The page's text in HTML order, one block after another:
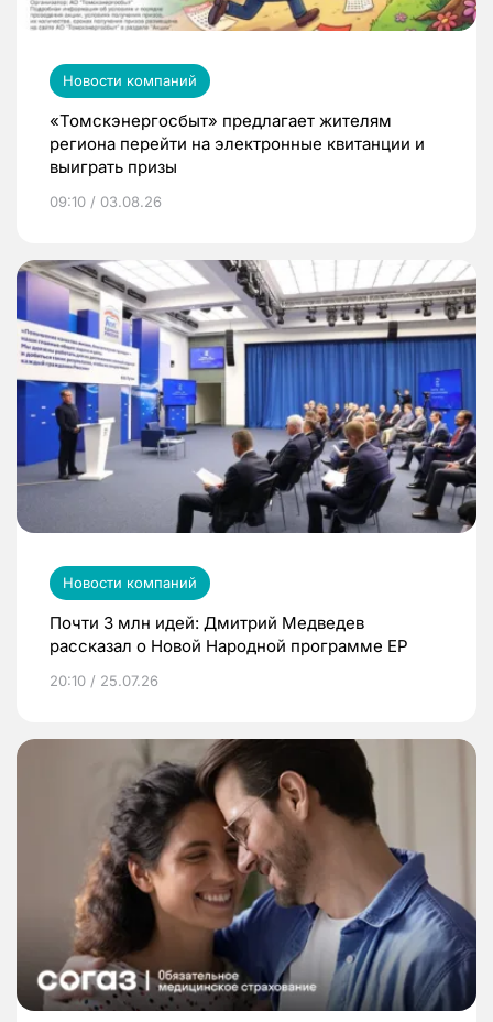
Новости компаний
«Томскэнергосбыт» предлагает жителям
региона перейти на электронные квитанции и
выиграть призы
09:10 / 03.08.26
Новости компаний
Почти 3 млн идей: Дмитрий Медведев
рассказал о Новой Народной программе ЕР
20:10 / 25.07.26